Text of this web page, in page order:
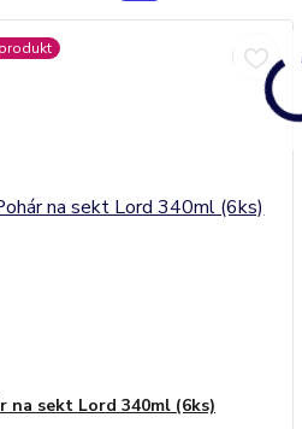
na sekt Lord 340ml (6ks)